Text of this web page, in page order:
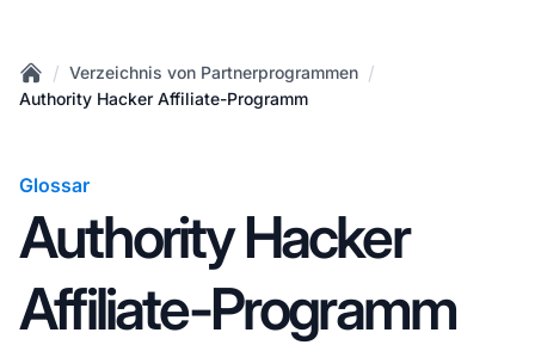
Home
/ Verzeichnis von Partnerprogrammen /
Authority Hacker Affiliate-Programm
Glossar
Authority Hacker
Affiliate-Programm